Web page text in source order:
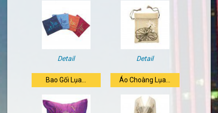
Detail Detail
Bao Gối Lụa... Áo Choàng Lụa...